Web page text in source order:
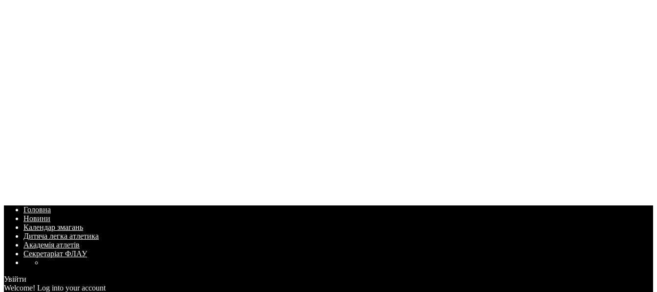
Головна
Новини
Календар змагань
Дитяча легка атлетика
Академія атлетів
Секретаріат ФЛАУ
Увійти
Welcome! Log into your account